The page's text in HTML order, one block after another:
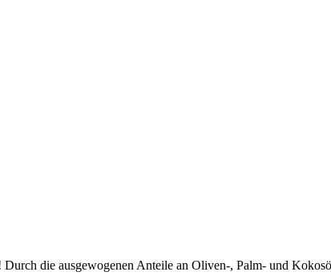
die ausgewogenen Anteile an Oliven-, Palm- und